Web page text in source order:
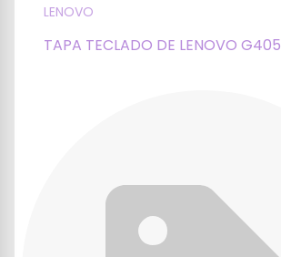
LENOVO
TAPA TECLADO DE LENOVO G405